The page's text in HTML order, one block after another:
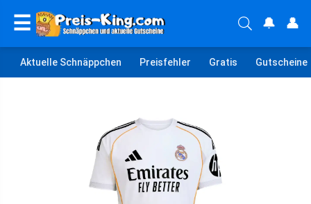
☰ 🔔 👤
Aktuelle Schnäppchen Preisfehler Gratis Gutscheine